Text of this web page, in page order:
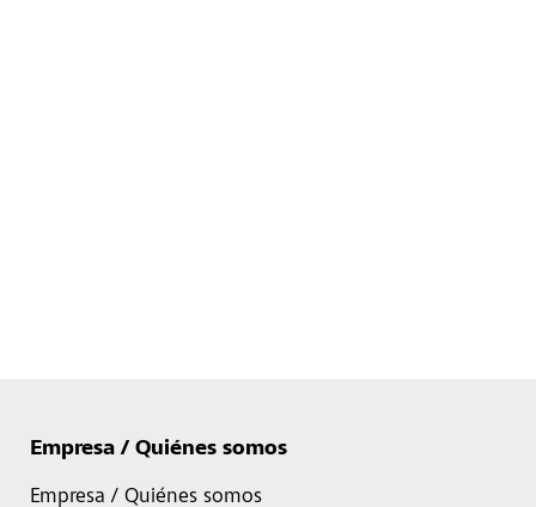
Empresa / Quiénes somos
Empresa / Quiénes somos